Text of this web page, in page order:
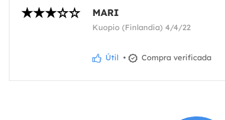
MARI
Kuopio (Finlandia) 4/4/22
Útil • Compra verificada